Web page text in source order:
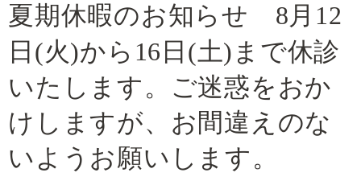
夏期休暇のお知らせ 8月12
日(火)から16日(土)まで休診
いたします。ご迷惑をおか
けしますが、お間違えのな
いようお願いします。